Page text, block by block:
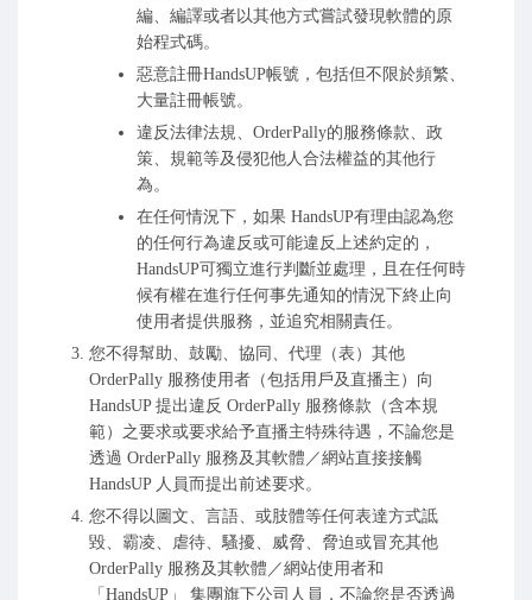
編、編譯或者以其他方式嘗試發現軟體的原
始程式碼。
惡意註冊HandsUP帳號，包括但不限於頻繁、
大量註冊帳號。
違反法律法規、OrderPally的服務條款、政
策、規範等及侵犯他人合法權益的其他行
為。
在任何情況下，如果 HandsUP有理由認為您
的任何行為違反或可能違反上述約定的，
HandsUP可獨立進行判斷並處理，且在任何時
候有權在進行任何事先通知的情況下終止向
使用者提供服務，並追究相關責任。
您不得幫助、鼓勵、協同、代理（表）其他
OrderPally 服務使用者（包括用戶及直播主）向
HandsUP 提出違反 OrderPally 服務條款（含本規
範）之要求或要求給予直播主特殊待遇，不論您是
透過 OrderPally 服務及其軟體／網站直接接觸
HandsUP 人員而提出前述要求。
您不得以圖文、言語、或肢體等任何表達方式詆
毀、霸凌、虐待、騷擾、威脅、脅迫或冒充其他
OrderPally 服務及其軟體／網站使用者和
「HandsUP」 集團旗下公司人員，不論您是否透過